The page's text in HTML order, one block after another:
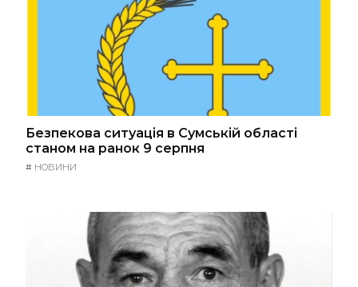
Безпекова ситуація в Сумській області
станом на ранок 9 серпня
# НОВИНИ